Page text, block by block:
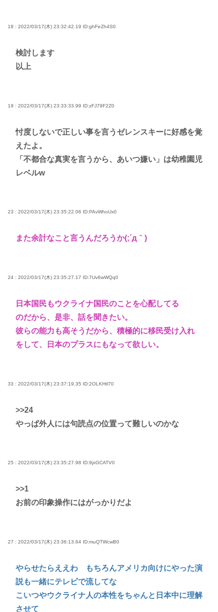
18 : 2022/03/17(木) 23:32:42.19 ID:ghFeZh4S0
検討します
以上
19 : 2022/03/17(木) 23:33:33.99 ID:zFJ79F2Z0
忖度しないで正しい事を言うゼレンスキーに好感を覚
えたよ。
「不都合な真実を言うから、あいつ嫌い」は幼稚園児
レベルw
23 : 2022/03/17(木) 23:35:22.06 ID:PAvWhoUx0
また余計なこと言うんだろうか(;´д｀)
24 : 2022/03/17(木) 23:35:27.17 ID:7Uv6wWQq0
日本国民もウクライナ国民のことを心配してる
のだから、是非、話を聞きたい。
彼らの能力も高そうだから、積極的に移民受け入れ
をして、日本のプラスにもなって欲しい。
33 : 2022/03/17(木) 23:37:19.35 ID:2OLKHtl70
>>24
やっぱ外人には句読点の位置って難しいのかな
25 : 2022/03/17(木) 23:35:27.98 ID:9jxGCATV0
>>1
お前の印象操作にはがっかりだよ
27 : 2022/03/17(木) 23:36:13.64 ID:muQTWcwB0
やらせたらええわ もちろんアメリカ向けにやった演
説も一緒にテレビで流してな
こいつやウクライナ人の本性をちゃんと日本中に理解
させて